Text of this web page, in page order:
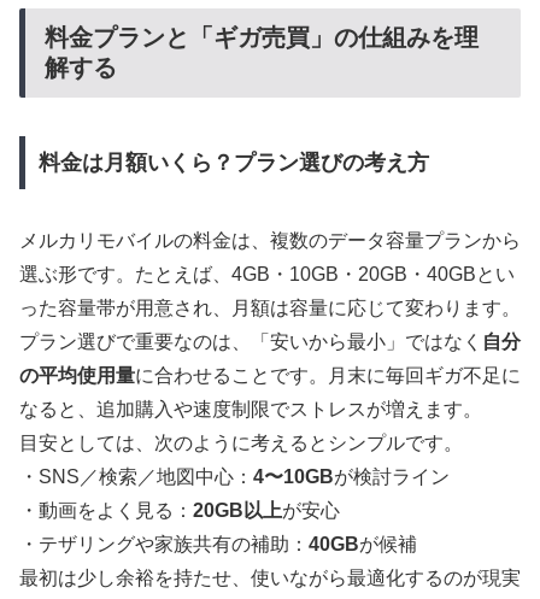
料金プランと「ギガ売買」の仕組みを理
解する
料金は月額いくら？プラン選びの考え方
メルカリモバイルの料金は、複数のデータ容量プランから
選ぶ形です。たとえば、4GB・10GB・20GB・40GBとい
った容量帯が用意され、月額は容量に応じて変わります。
プラン選びで重要なのは、「安いから最小」ではなく 自分
の平均使用量に合わせることです。月末に毎回ギガ不足に
なると、追加購入や速度制限でストレスが増えます。
目安としては、次のように考えるとシンプルです。
・SNS／検索／地図中心： 4〜10GBが検討ライン
・動画をよく見る： 20GB以上が安心
・テザリングや家族共有の補助： 40GBが候補
最初は少し余裕を持たせ、使いながら最適化するのが現実